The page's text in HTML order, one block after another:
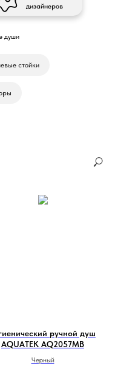
дизайнеров
души
стойки
ручной душ
AQUATEK AQ2057MB
Черный